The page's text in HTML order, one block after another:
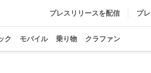
プレスリリースを配信 プ
ク モバイル 乗り物 クラファン